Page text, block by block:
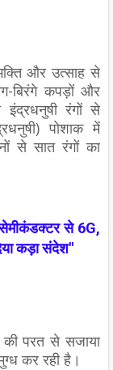
और उत्साह से
बिरंगे कपड़ों और
रंगों से
पोशाक में
से सात रंगों का
से 6G,
कड़ा संदेश"
की परत से सजाया
कर रही है।